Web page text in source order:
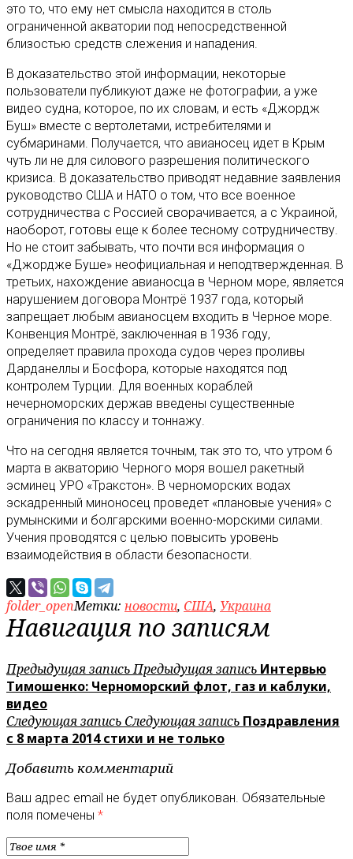
это то, что ему нет смысла находится в столь
ограниченной акватории под непосредственной
близостью средств слежения и нападения.
В доказательство этой информации, некоторые
пользователи публикуют даже не фотографии, а уже
видео судна, которое, по их словам, и есть «Джордж
Буш» вместе с вертолетами, истребителями и
субмаринами. Получается, что авианосец идет в Крым
чуть ли не для силового разрешения политического
кризиса. В доказательство приводят недавние заявления
руководство США и НАТО о том, что все военное
сотрудничества с Россией сворачивается, а с Украиной,
наоборот, готовы еще к более тесному сотрудничеству.
Но не стоит забывать, что почти вся информация о
«Джордже Буше» неофициальная и неподтвержденная. В
третьих, нахождение авианосца в Черном море, является
нарушением договора Монтрё 1937 года, который
запрещает любым авианосцем входить в Черное море.
Конвенция Монтрё, заключенная в 1936 году,
определяет правила прохода судов через проливы
Дарданеллы и Босфора, которые находятся под
контролем Турции. Для военных кораблей
нечерноморских держав введены существенные
ограничения по классу и тоннажу.
Что на сегодня является точным, так это то, что утром 6
марта в акваторию Черного моря вошел ракетный
эсминец УРО «Тракстон». В черноморских водах
эскадренный миноносец проведет «плановые учения» с
румынскими и болгарскими военно-морскими силами.
Учения проводятся с целью повысить уровень
взаимодействия в области безопасности.
folder_openМетки: новости, США, Украина
Навигация по записям
Предыдущая записьПредыдущая запись Интервью
Тимошенко: Черноморский флот, газ и каблуки,
видео
Следующая запись Следующая запись Поздравления
с 8 марта 2014 стихи и не только
Добавить комментарий
Ваш адрес email не будет опубликован. Обязательные
поля помечены *